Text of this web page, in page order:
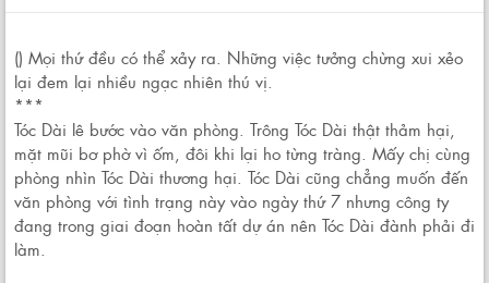
() Mọi thứ đều có thể xảy ra. Những việc tưởng chừng xui xẻo
lại đem lại nhiều ngạc nhiên thú vị.
***
Tóc Dài lê bước vào văn phòng. Trông Tóc Dài thật thảm hại,
mặt mũi bơ phờ vì ốm, đôi khi lại ho từng tràng. Mấy chị cùng
phòng nhìn Tóc Dài thương hại. Tóc Dài cũng chẳng muốn đến
văn phòng với tình trạng này vào ngày thứ 7 nhưng công ty
đang trong giai đoạn hoàn tất dự án nên Tóc Dài đành phải đi
làm.